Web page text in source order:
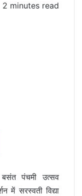
2 minutes read
बसंत पंचमी उत्सव
में सरस्वती विद्या